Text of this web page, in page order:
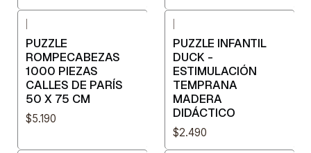
PUZZLE
ROMPECABEZAS
1000 PIEZAS
CALLES DE PARÍS
50 X 75 CM
$5.190
PUZZLE INFANTIL
DUCK -
ESTIMULACIÓN
TEMPRANA
MADERA
DIDÁCTICO
$2.490